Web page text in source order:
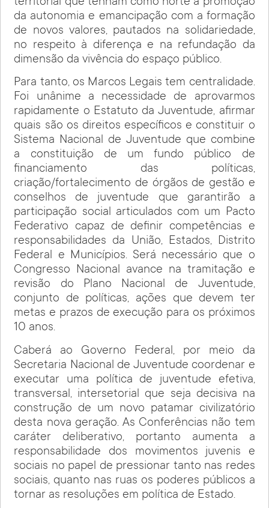
da autonomia e emancipação com a formação
de novos valores, pautados na solidariedade,
no respeito à diferença e na refundação da
dimensão da vivência do espaço público.
Para tanto, os Marcos Legais tem centralidade.
Foi unânime a necessidade de aprovarmos
rapidamente o Estatuto da Juventude, afirmar
quais são os direitos específicos e constituir o
Sistema Nacional de Juventude que combine
a constituição de um fundo público de
financiamento das políticas,
criação/fortalecimento de órgãos de gestão e
conselhos de juventude que garantirão a
participação social articulados com um Pacto
Federativo capaz de definir competências e
responsabilidades da União, Estados, Distrito
Federal e Municípios. Será necessário que o
Congresso Nacional avance na tramitação e
revisão do Plano Nacional de Juventude,
conjunto de políticas, ações que devem ter
metas e prazos de execução para os próximos
10 anos.
Caberá ao Governo Federal, por meio da
Secretaria Nacional de Juventude coordenar e
executar uma política de juventude efetiva,
transversal, intersetorial que seja decisiva na
construção de um novo patamar civilizatório
desta nova geração. As Conferências não tem
caráter deliberativo, portanto aumenta a
responsabilidade dos movimentos juvenis e
sociais no papel de pressionar tanto nas redes
sociais, quanto nas ruas os poderes públicos a
tornar as resoluções em política de Estado.